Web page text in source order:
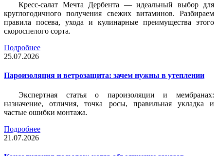
Кресс-салат Мечта Дербента — идеальный выбор для
круглогодичного получения свежих витаминов. Разбираем
правила посева, ухода и кулинарные преимущества этого
скороспелого сорта.
Подробнее
25.07.2026
Пароизоляция и ветрозащита: зачем нужны в утеплении
Экспертная статья о пароизоляции и мембранах:
назначение, отличия, точка росы, правильная укладка и
частые ошибки монтажа.
Подробнее
21.07.2026